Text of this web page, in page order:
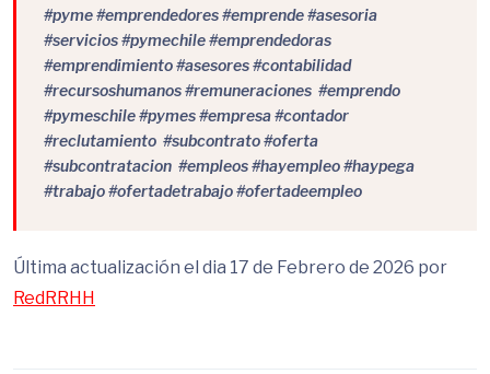
#pyme #emprendedores #emprende #asesoria
#servicios #pymechile #emprendedoras
#emprendimiento #asesores #contabilidad
#recursoshumanos #remuneraciones #emprendo
#pymeschile #pymes #empresa #contador
#reclutamiento #subcontrato #oferta
#subcontratacion #empleos #hayempleo #haypega
#trabajo #ofertadetrabajo #ofertadeempleo
Última actualización el dia 17 de Febrero de 2026 por
RedRRHH